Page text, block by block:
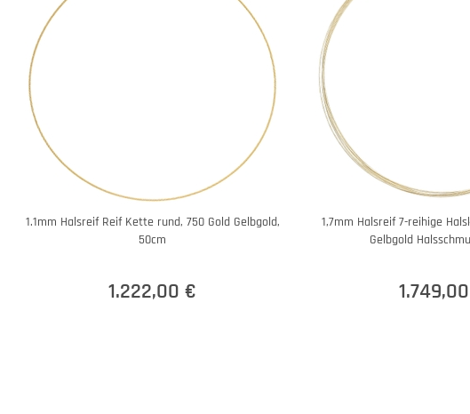
1.1mm Halsreif Reif Kette rund, 750 Gold Gelbgold,
50cm
1.222,00 €
1,7mm Halsreif 7-reihige
Gelbgold